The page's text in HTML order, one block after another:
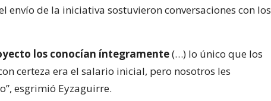
envío de la iniciativa sostuvieron conversaciones con los
los conocían íntegramente(…) lo único que los
certeza era el salario inicial, pero nosotros les
esgrimió Eyzaguirre.